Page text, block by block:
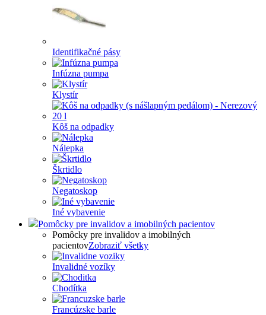
Identifikačné pásy
Infúzna pumpa
Klystír
Kôš na odpadky
Nálepka
Škrtidlo
Negatoskop
Iné vybavenie
Pomôcky pre invalidov a imobilných pacientov
Pomôcky pre invalidov a imobilných
pacientovZobraziť všetky
Invalidné vozíky
Chodítka
Francúzske barle